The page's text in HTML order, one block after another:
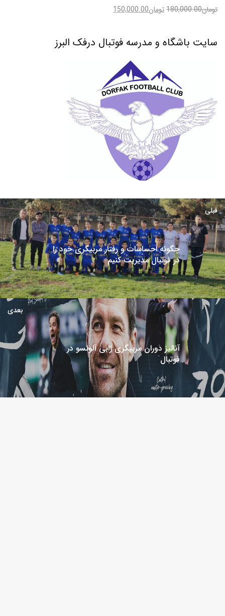
تومان180,000.00تومان150,000.00
سایت باشگاه و مدرسه فوتبال درفک البرز
قبلی
چگونه احساسات و رفتار مربیگری خود را
در فوتبال مدیریت کنیم
بعدی
آنالیز دوران مربیگری ژابی آلونسو در
فوتبال